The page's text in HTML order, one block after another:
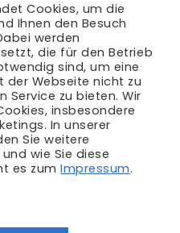
| Karriere|
|AGB
Cookies, um die
Ihnen den Besuch
werden
die für den Betrieb
sind, um eine
der Webseite nicht zu
Service zu bieten. Wir
insbesondere
In unserer
Sie weitere
wie Sie diese
es zumImpressum.